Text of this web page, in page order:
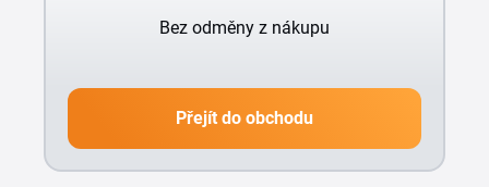
Bez odměny z nákupu
Přejít do obchodu